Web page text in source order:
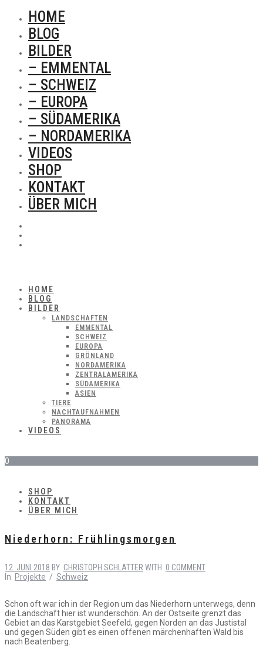
HOME
BLOG
BILDER
– EMMENTAL
– SCHWEIZ
– EUROPA
– SÜDAMERIKA
– NORDAMERIKA
VIDEOS
SHOP
KONTAKT
ÜBER MICH
HOME
BLOG
BILDER
LANDSCHAFTEN
EMMENTAL
SCHWEIZ
EUROPA
GRÖNLAND
NORDAMERIKA
ZENTRALAMERIKA
SÜDAMERIKA
ASIEN
TIERE
NACHTAUFNAHMEN
PANORAMA
VIDEOS
0
SHOP
KONTAKT
ÜBER MICH
Niederhorn: Frühlingsmorgen
12. JUNI 2018 BY CHRISTOPH SCHLATTER WITH 0 COMMENT
In Projekte / Schweiz
Schon oft war ich in der Region um das Niederhorn unterwegs, denn
die Landschaft hier ist wunderschön. An der Ostseite grenzt das
Gebiet an das Karstgebiet Seefeld, gegen Norden an das Justistal
und gegen Süden gibt es einen offenen märchenhaften Wald bis
nach Beatenberg.